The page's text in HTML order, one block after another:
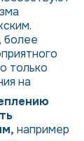
более
только
на
например